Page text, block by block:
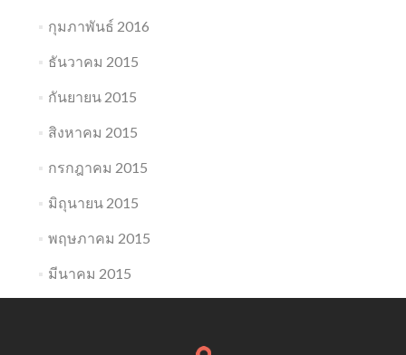
กุมภาพันธ์ 2016
ธันวาคม 2015
กันยายน 2015
สิงหาคม 2015
กรกฎาคม 2015
มิถุนายน 2015
พฤษภาคม 2015
มีนาคม 2015